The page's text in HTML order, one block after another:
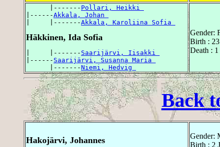
      |-------
Pollari, Heikki
|------Akkala, Johan
|     |-------Akkala, Karoliina Sofia
Häkkinen, Ida Sofia
|     |------- Saarijärvi, Iisakki
|------ Saarijärvi, Susanna Maria
      |-------
Niemi, Hedvig
Gender:
Birth :
Death :
Back
Hakojärvi, Johannes
Gender:
Birth : 2